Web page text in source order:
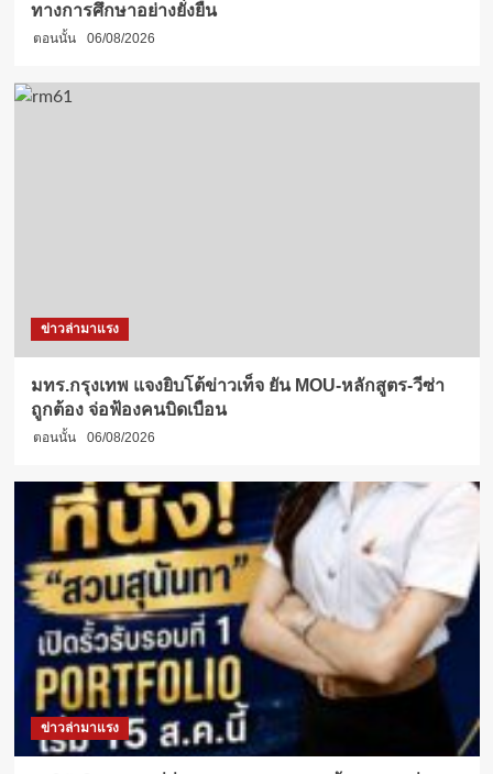
ทางการศึกษาอย่างยั่งยืน
ตอนนั้น 06/08/2026
ข่าวล่ามาแรง
มทร.กรุงเทพ แจงยิบโต้ข่าวเท็จ ยัน MOU-หลักสูตร-วีซ่า
ถูกต้อง จ่อฟ้องคนบิดเบือน
ตอนนั้น 06/08/2026
ข่าวล่ามาแรง